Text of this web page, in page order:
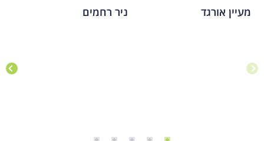
ניר רחמים מעיין אורגד